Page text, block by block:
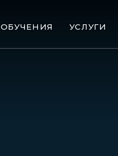
ОБУЧЕНИЯ УСЛУГИ